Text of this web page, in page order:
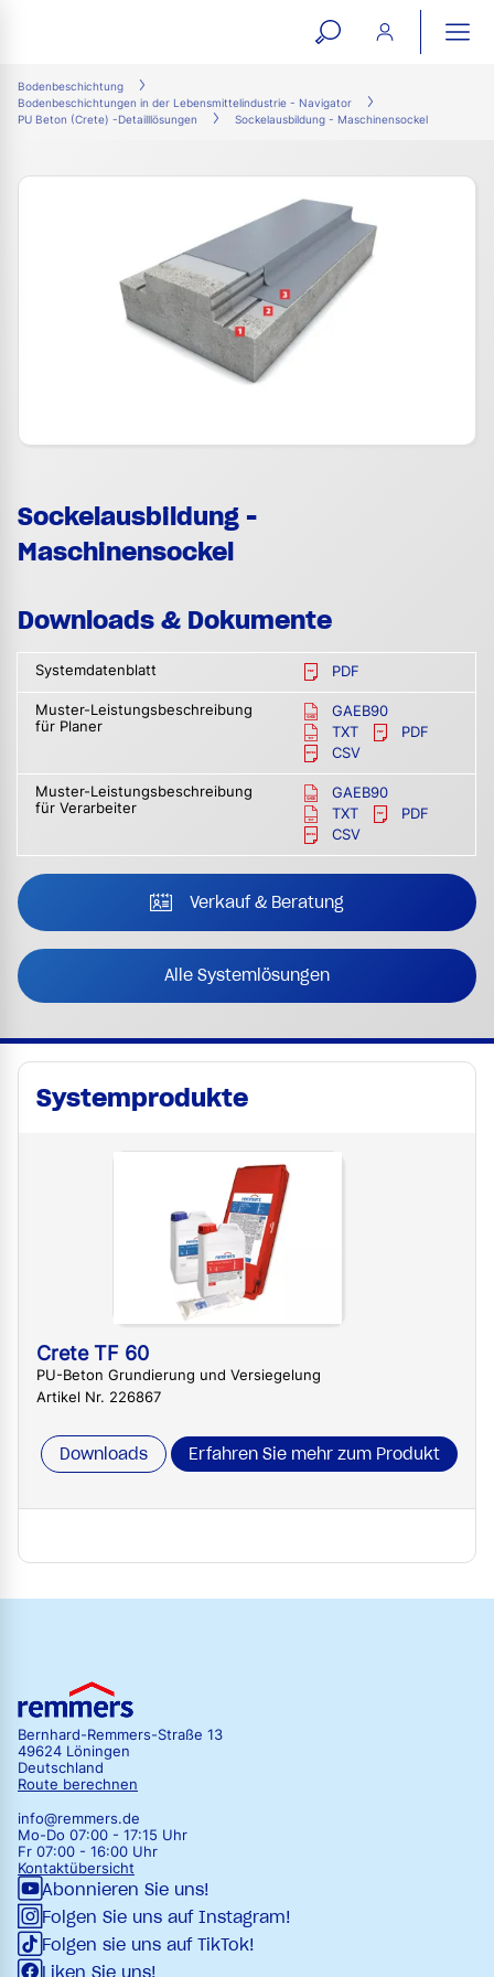
open
form
Bodenbeschichtung
Bodenbeschichtungen in der Lebensmittelindustrie - Navigator
PU Beton (Crete) -Detailllösungen
Sockelausbildung - Maschinensockel
Sockelausbildung -
Maschinensockel
Downloads & Dokumente
Systemdatenblatt PDF
Muster-Leistungsbeschreibung
für Planer
GAEB90
TXT
PDF
CSV
Muster-Leistungsbeschreibung
für Verarbeiter
GAEB90
TXT
PDF
CSV
Verkauf & Beratung
Alle Systemlösungen
Systemprodukte
Crete TF 60
PU-Beton Grundierung und Versiegelung
Artikel Nr. 226867
Downloads Erfahren Sie mehr zum Produkt
Bernhard-Remmers-Straße 13
49624 Löningen
Deutschland
Route berechnen
info@remmers.de
Mo-Do 07:00 - 17:15 Uhr
Fr 07:00 - 16:00 Uhr
Kontaktübersicht
Abonnieren Sie uns!
Folgen Sie uns auf Instagram!
Folgen sie uns auf TikTok!
Liken Sie uns!